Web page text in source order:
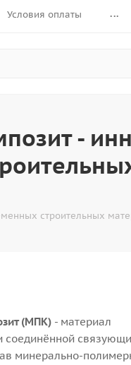
Условия оплаты ...
-
строительных
(МПК) - материал
соединённой
минерально-